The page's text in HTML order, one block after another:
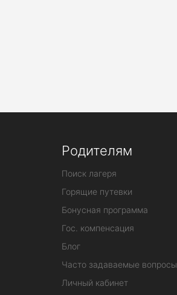
Родителям
Поиск лагеря
Горящие путевки
Бонусная программа
Гос. компенсация
Блог
Часто задаваемые вопросы
Личный кабинет